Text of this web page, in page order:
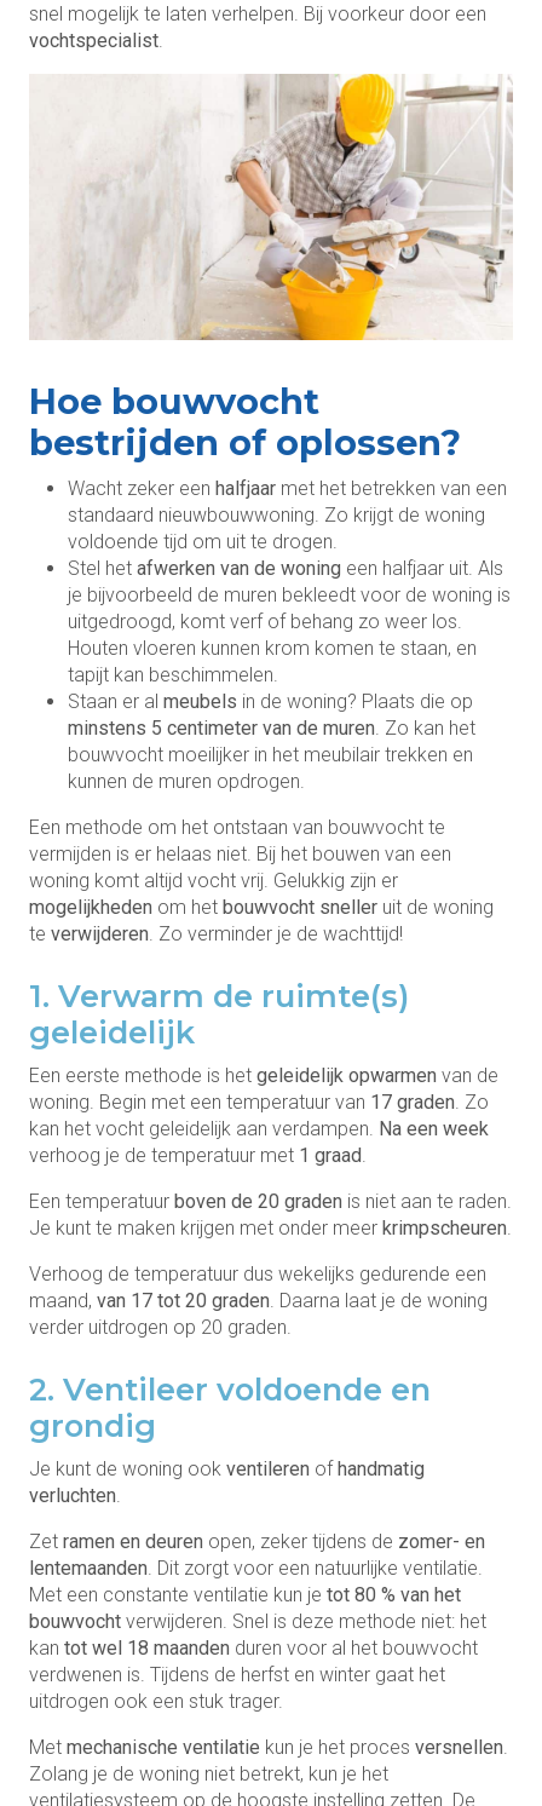
snel mogelijk te laten verhelpen. Bij voorkeur door een
vochtspecialist
Hoe bouwvocht
bestrijden of oplossen?
Wacht zeker een halfjaar met het betrekken van een
standaard nieuwbouwwoning. Zo krijgt de woning
voldoende tijd om uit te drogen.
Stel het afwerken van de woning een halfjaar uit. Als
je bijvoorbeeld de muren bekleedt voor de woning is
uitgedroogd, komt verf of behang zo weer los.
Houten vloeren kunnen krom komen te staan, en
tapijt kan beschimmelen.
Staan er al meubels in de woning? Plaats die op
minstens 5 centimeter van de muren . Zo kan het
bouwvocht moeilijker in het meubilair trekken en
kunnen de muren opdrogen.
Een methode om het ontstaan van bouwvocht te
vermijden is er helaas niet. Bij het bouwen van een
woning komt altijd vocht vrij. Gelukkig zijn er
mogelijkheden om het bouwvocht sneller uit de woning
te verwijderen . Zo verminder je de wachttijd!
1. Verwarm de ruimte(s)
geleidelijk
Een eerste methode is het geleidelijk opwarmen van de
woning. Begin met een temperatuur van 17 graden . Zo
kan het vocht geleidelijk aan verdampen. Na een week
verhoog je de temperatuur met 1 graad
Een temperatuur boven de 20 graden is niet aan te raden.
Je kunt te maken krijgen met onder meer krimpscheuren
Verhoog de temperatuur dus wekelijks gedurende een
maand, van 17 tot 20 graden . Daarna laat je de woning
verder uitdrogen op 20 graden.
2. Ventileer voldoende en
grondig
Je kunt de woning ook ventileren ofhandmatig
verluchten
Zet ramen en deuren open, zeker tijdens de zomer- en
lentemaanden . Dit zorgt voor een natuurlijke ventilatie.
Met een constante ventilatie kun je tot 80 % van het
bouwvocht verwijderen. Snel is deze methode niet: het
kan tot wel 18 maanden duren voor al het bouwvocht
verdwenen is. Tijdens de herfst en winter gaat het
uitdrogen ook een stuk trager.
Met mechanische ventilatie kun je het proces versnellen
Zolang je de woning niet betrekt, kun je het
ventilatiesysteem op de hoogste instelling zetten. De